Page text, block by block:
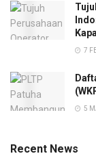
7
5
Recent News